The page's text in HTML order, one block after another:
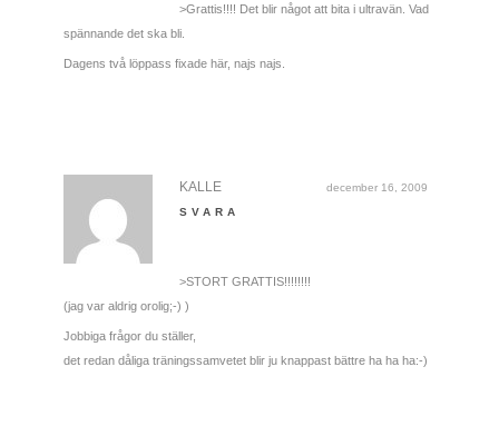
>Grattis!!!! Det blir något att bita i ultravän. Vad
spännande det ska bli.
Dagens två löppass fixade här, najs najs.
december 16, 2009
KALLE
SVARA
>STORT GRATTIS!!!!!!!!
(jag var aldrig orolig;-) )
Jobbiga frågor du ställer,
det redan dåliga träningssamvetet blir ju knappast bättre ha ha ha:-)